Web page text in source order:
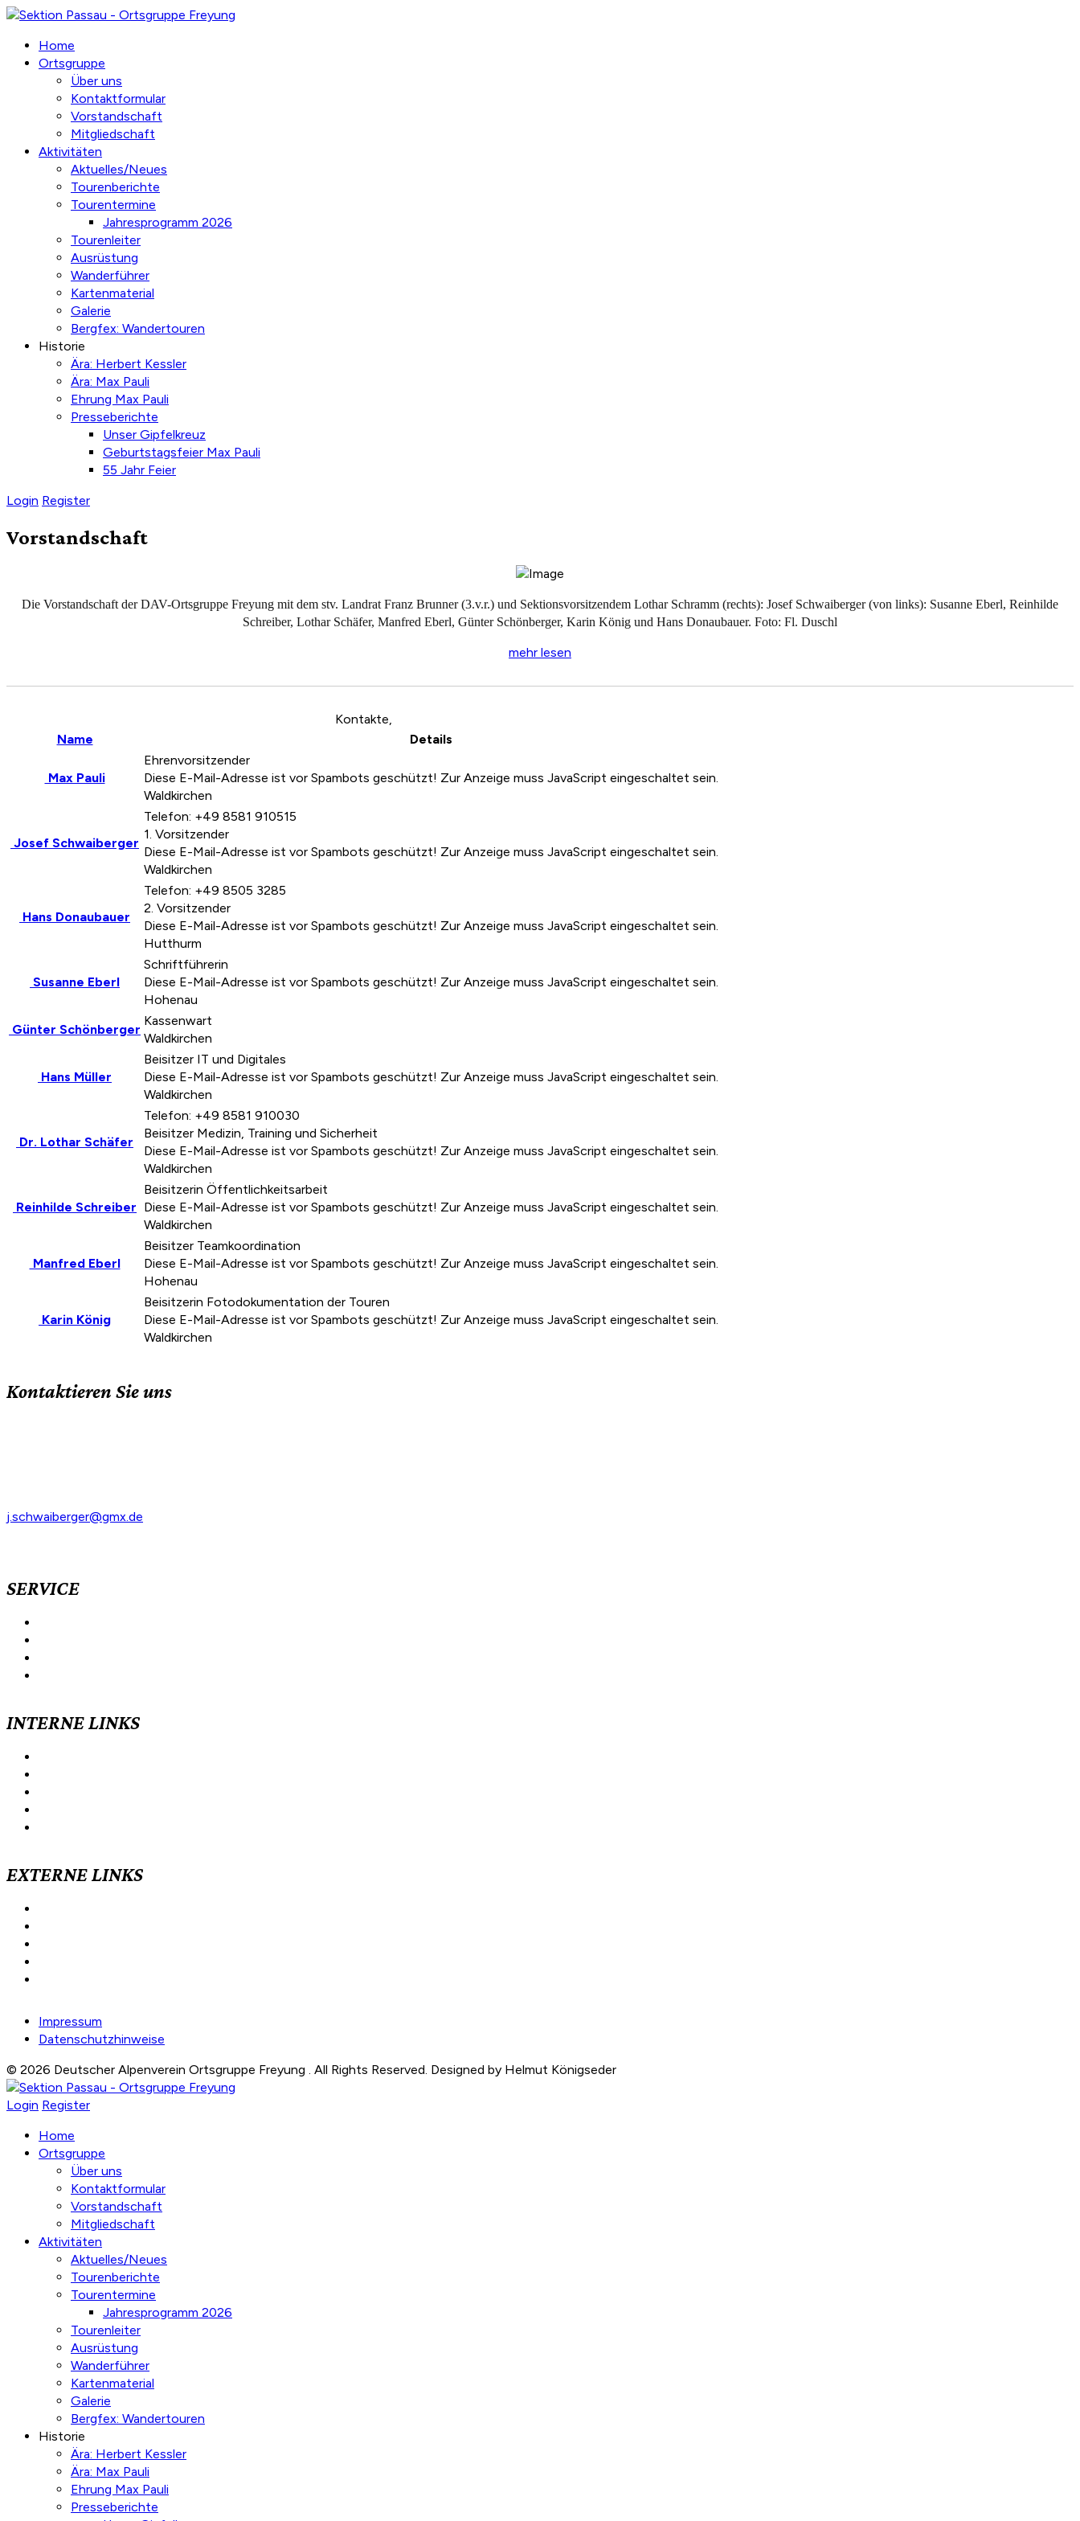
Home
Ortsgruppe
Über uns
Kontaktformular
Vorstandschaft
Mitgliedschaft
Aktivitäten
Aktuelles/Neues
Tourenberichte
Tourentermine
Jahresprogramm 2026
Tourenleiter
Ausrüstung
Wanderführer
Kartenmaterial
Galerie
Bergfex: Wandertouren
Historie
Ära: Herbert Kessler
Ära: Max Pauli
Ehrung Max Pauli
Presseberichte
Unser Gipfelkreuz
Geburtstagsfeier Max Pauli
55 Jahr Feier
Login Register
Vorstandschaft
Die Vorstandschaft der DAV-Ortsgruppe Freyung mit dem stv. Landrat Franz Brunner (3.v.r.) und Sektions­vorsitzendem Lothar Schramm (rechts): Josef Schwaiberger (von links): Susanne Eberl, Reinhilde
Schreiber, Lothar Schäfer, Manfred Eberl, Günter Schönberger, Karin König und Hans Donaubauer. Foto: Fl. Duschl
mehr lesen
Kontakte,
Name
Details
Max Pauli
Ehrenvorsitzender
Diese E-Mail-Adresse ist vor Spambots geschützt! Zur Anzeige muss JavaScript eingeschaltet sein.
Waldkirchen
Josef Schwaiberger
Telefon: +49 8581 910515
1. Vorsitzender
Diese E-Mail-Adresse ist vor Spambots geschützt! Zur Anzeige muss JavaScript eingeschaltet sein.
Waldkirchen
Hans Donaubauer
Telefon: +49 8505 3285
2. Vorsitzender
Diese E-Mail-Adresse ist vor Spambots geschützt! Zur Anzeige muss JavaScript eingeschaltet sein.
Hutthurm
Susanne Eberl
Schriftführerin
Diese E-Mail-Adresse ist vor Spambots geschützt! Zur Anzeige muss JavaScript eingeschaltet sein.
Hohenau
Günter Schönberger
Kassenwart
Waldkirchen
Hans Müller​
Beisitzer IT und Digitales
Diese E-Mail-Adresse ist vor Spambots geschützt! Zur Anzeige muss JavaScript eingeschaltet sein.
Waldkirchen
Dr. Lothar Schäfer
Telefon: +49 8581 910030
Beisitzer Medizin, Training und Sicherheit
Diese E-Mail-Adresse ist vor Spambots geschützt! Zur Anzeige muss JavaScript eingeschaltet sein.
Waldkirchen
Reinhilde Schreiber
Beisitzerin Öffentlichkeitsarbeit
Diese E-Mail-Adresse ist vor Spambots geschützt! Zur Anzeige muss JavaScript eingeschaltet sein.
Waldkirchen
Manfred Eberl
Beisitzer Teamkoordination
Diese E-Mail-Adresse ist vor Spambots geschützt! Zur Anzeige muss JavaScript eingeschaltet sein.
Hohenau
Karin König
Beisitzerin Fotodokumentation der Touren
Diese E-Mail-Adresse ist vor Spambots geschützt! Zur Anzeige muss JavaScript eingeschaltet sein.
Waldkirchen
Kontaktieren Sie uns
j.schwaiberger@gmx.de
SERVICE
INTERNE LINKS
EXTERNE LINKS
Impressum
Datenschutzhinweise
© 2026 Deutscher Alpenverein Ortsgruppe Freyung . All Rights Reserved. Designed by Helmut Königseder
Login Register
Home
Ortsgruppe
Über uns
Kontaktformular
Vorstandschaft
Mitgliedschaft
Aktivitäten
Aktuelles/Neues
Tourenberichte
Tourentermine
Jahresprogramm 2026
Tourenleiter
Ausrüstung
Wanderführer
Kartenmaterial
Galerie
Bergfex: Wandertouren
Historie
Ära: Herbert Kessler
Ära: Max Pauli
Ehrung Max Pauli
Presseberichte